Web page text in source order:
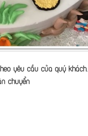
yêu cầu của quý khách.
chuyển